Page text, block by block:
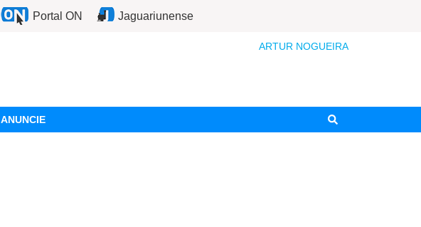
Portal ON Jaguariunense
ARTUR NOGUEIRA
ANUNCIE